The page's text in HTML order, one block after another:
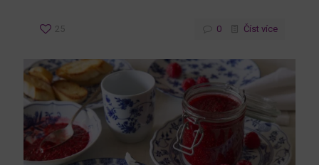
25 0 Číst více